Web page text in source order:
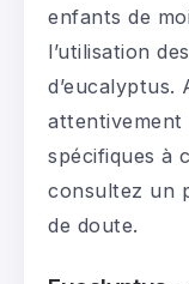
enfants de
l’utilisation
attentivement
spécifiques à
consultez un
de doute.